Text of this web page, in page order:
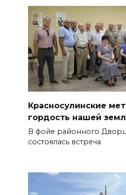
Красносулинские
гордость нашей
В фойе районного
состоялась встреча